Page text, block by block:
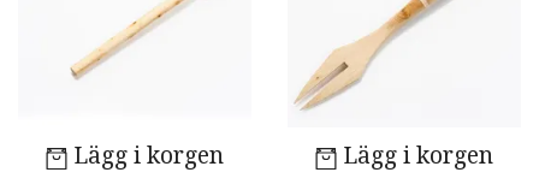
Lägg i korgen Lägg i korgen